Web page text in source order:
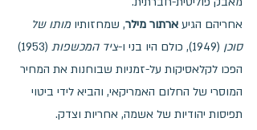
אחריהם הגיע ארתור מילר, שמחזותיו מותו של
סוכן (1949), כולם היו בני ו- ציד המכשפות
(1953)
הפכו לקלאסיקות על-זמניות שבוחנות את המחיר
המוסרי של החלום האמריקאי, והביא לידי ביטוי
תפיסות יהודיות של אשמה, אחריות וצדק.